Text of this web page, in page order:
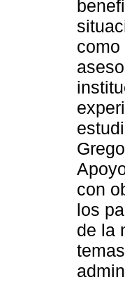
con
los
de la